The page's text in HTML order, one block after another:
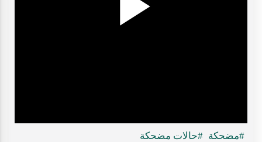
Play
#مضحكة #حالات مضحكة